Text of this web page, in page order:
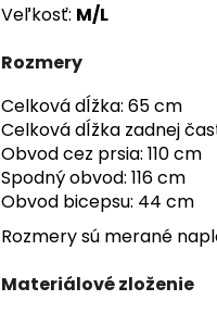
Veľkosť: M/L
Rozmery
Celková dĺžka: 65 cm
Celková dĺžka zadnej
Obvod cez prsia: 110 cm
Spodný obvod: 116 cm
Obvod bicepsu: 44 cm
Rozmery sú merané
Materiálové zloženie